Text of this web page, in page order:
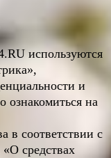
RU используются
и
ознакомиться на
в соответствии с
средствах